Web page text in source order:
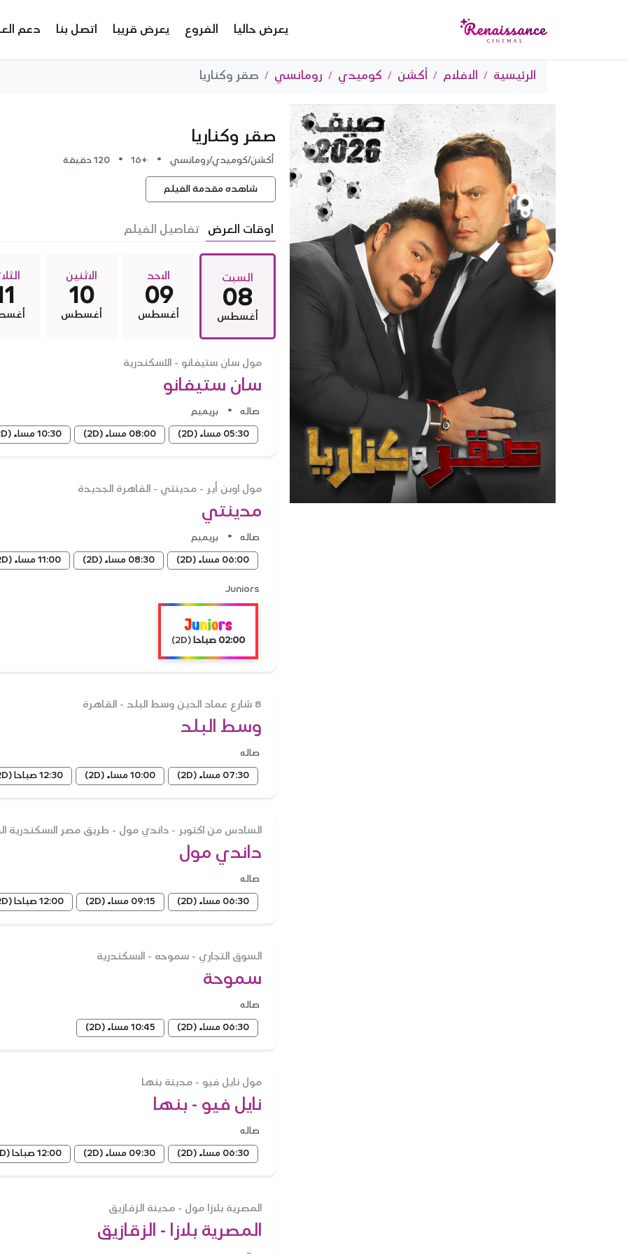
يعرض حاليا الفروع يعرض قريبا اتصل بنا دعم
الرئيسية الافلام أكشن كوميدي رومانسي صقر وكناريا
صقر وكناريا
أكشن/كوميدي/رومانسي •
+16
• 120 دقيقة
شاهده مقدمة الفيلم
اوقات العرض تفاصيل الفيلم
السبت
08
أغسطس
الاحد
09
أغسطس
الاثنين
10
أغسطس
مول سان ستيفانو - الأسكندرية
سان ستيفانو
صاله • بريميم
05:30 مساء (2D) 08:00 مساء (2D) 10:30 مساء (2D)
مول اوبن أير - مدينتي - القاهرة الجديدة
مدينتي
صاله • بريميم
06:00 مساء (2D) 08:30 مساء (2D) 11:00 مساء (2D)
Juniors
02:00 صباحا (2D)
8 شارع عماد الدين وسط البلد - القاهرة
وسط البلد
صاله
07:30 مساء (2D) 10:00 مساء (2D) 12:30 صباحا (2D)
السادس من اكتوبر - داندي مول - طريق مصر الاسكندرية
داندي مول
صاله
06:30 مساء (2D) 09:15 مساء (2D) 12:00 صباحا (2D)
السوق التجاري - سموحه - الاسكندرية
سموحة
صاله
06:30 مساء (2D) 10:45 مساء (2D)
مول نايل فيو - مدينة بنها
نايل فيو - بنها
صاله
06:30 مساء (2D) 09:30 مساء (2D) 12:00 صباحا (2D)
المصرية بلازا مول - مدينة الزقازيق
المصرية بلازا - الزقازيق